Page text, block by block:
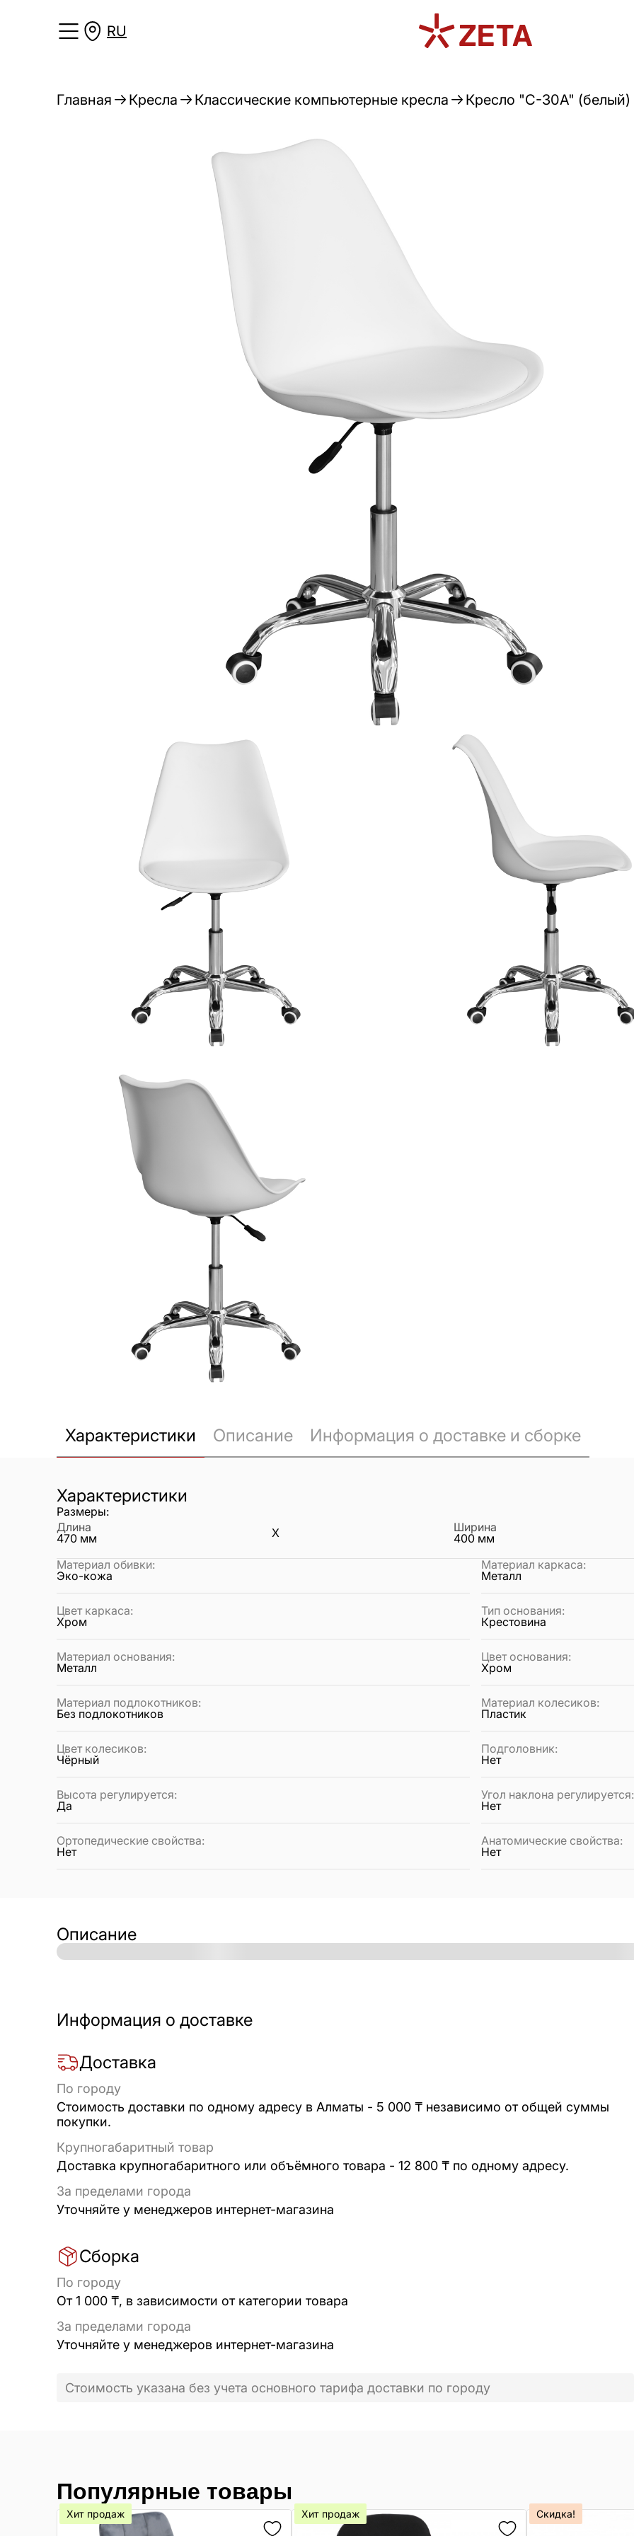
RU
Главная Кресла Классические компьютерные кресла Кресло "C-30A"
Характеристики Описание Информация о доставке и сборке
Характеристики
Размеры:
Длина
470 мм X
Ширина
400 мм
Материал обивки:
Эко-кожа
Материал каркаса:
Металл
Цвет каркаса:
Хром
Тип основания:
Крестовина
Материал основания:
Металл
Цвет основания:
Хром
Материал подлокотников:
Без подлокотников
Материал колесиков:
Пластик
Цвет колесиков:
Чёрный
Подголовник:
Нет
Высота регулируется:
Да
Угол наклона регулируется
Нет
Ортопедические свойства:
Нет
Анатомические свойства:
Нет
Описание
Информация о доставке
Доставка
По городу
Стоимость доставки по одному адресу в Алматы - 5 000 ₸ независимо от общей суммы
покупки.
Крупногабаритный товар
Доставка крупногабаритного или объёмного товара - 12 800 ₸ по одному адресу.
За пределами города
Уточняйте у менеджеров интернет-магазина
Сборка
По городу
От 1 000 ₸, в зависимости от категории товара
За пределами города
Уточняйте у менеджеров интернет-магазина
Стоимость указана без учета основного тарифа доставки по городу
Популярные товары
Хит продаж Хит продаж Скидка!